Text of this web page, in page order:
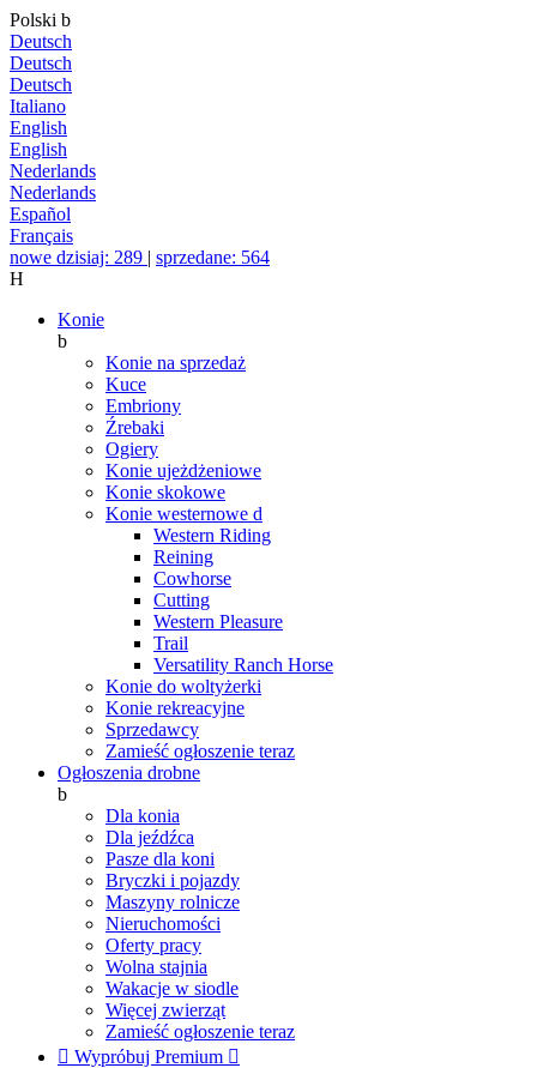
Polski b
Deutsch
Deutsch
Deutsch
Italiano
English
English
Nederlands
Nederlands
Español
Français
nowe dzisiaj: 289 | sprzedane: 564
H
Konie
b
Konie na sprzedaż
Kuce
Embriony
Źrebaki
Ogiery
Konie ujeżdżeniowe
Konie skokowe
Konie westernowe d
Western Riding
Reining
Cowhorse
Cutting
Western Pleasure
Trail
Versatility Ranch Horse
Konie do woltyżerki
Konie rekreacyjne
Sprzedawcy
Zamieść ogłoszenie teraz
Ogłoszenia drobne
b
Dla konia
Dla jeźdźca
Pasze dla koni
Bryczki i pojazdy
Maszyny rolnicze
Nieruchomości
Oferty pracy
Wolna stajnia
Wakacje w siodle
Więcej zwierząt
Zamieść ogłoszenie teraz
 Wypróbuj Premium 